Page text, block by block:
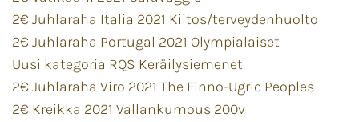
2€ Juhlaraha Italia 2021 Kiitos/terveydenhuolto
2€ Juhlaraha Portugal 2021 Olympialaiset
Uusi kategoria RQS Keräilysiemenet
2€ Juhlaraha Viro 2021 The Finno-Ugric Peoples
2€ Kreikka 2021 Vallankumous 200v